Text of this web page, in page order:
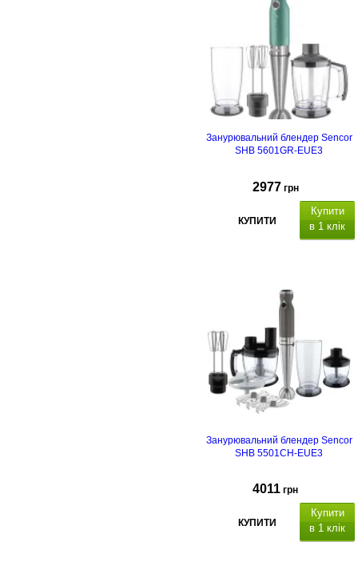
Занурювальний блендер Sencor
SHB 5601GR-EUE3
2977 грн
КУПИТИ
Купити
в 1 клік
Занурювальний блендер Sencor
SHB 5501CH-EUE3
4011 грн
КУПИТИ
Купити
в 1 клік